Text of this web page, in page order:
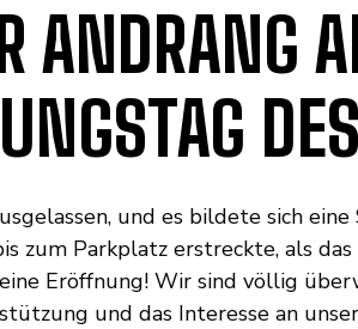
ANDRANG
und es bildete sich
zum Parkplatz erstreckte, als
Eröffnung! Wir sind völlig
und das Interesse an